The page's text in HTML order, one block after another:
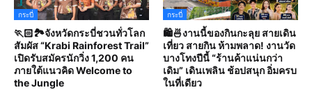
กระบี่
🏃🏻🏞️จังหวัดกระบี่ชวนทั่วโลก
สัมผัส “Krabi Rainforest Trail”
เปิดรับสมัครนักวิ่ง 1,200 คน
ภายใต้แนวคิด Welcome to
the Jungle
กระบี่
🛍️🍜งานนี้ของกินกะลุย สายเดิน
เที่ยว สายกิน ห้ามพลาด! งานวัด
บางโทงปีนี้ “ร้านค้าแน่นกว่า
เดิม” เดินเพลิน ช้อปสนุก อิ่มครบ
ในที่เดียว